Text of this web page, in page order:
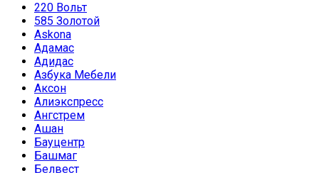
220 Вольт
585 Золотой
Askona
Адамас
Адидас
Азбука Мебели
Аксон
Алиэкспресс
Ангстрем
Ашан
Бауцентр
Башмаг
Белвест